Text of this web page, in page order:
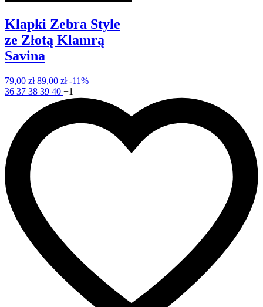
Klapki Zebra Style
ze Złotą Klamrą
Savina
79,00 zł 89,00 zł -11%
36 37 38 39 40 +1